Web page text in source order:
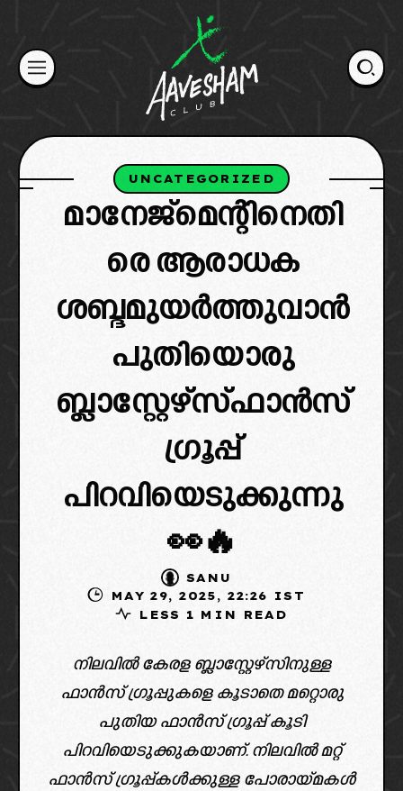
content
UNCATEGORIZED
മാനേജ്മെന്റിനെതി
രെ ആരാധക
ശബ്ദമുയർത്തുവാൻ
പുതിയൊരു
ബ്ലാസ്റ്റേഴ്‌സ്ഫാൻസ്‌
ഗ്രൂപ്പ്
പിറവിയെടുക്കുന്നു
👀🔥
SANU
MAY 29, 2025, 22:26 IST
LESS 1 MIN READ
നിലവിൽ കേരള ബ്ലാസ്റ്റേഴ്സിനുള്ള
ഫാൻസ് ഗ്രൂപ്പുകളെ കൂടാതെ മറ്റൊരു
പുതിയ ഫാൻസ് ഗ്രൂപ്പ് കൂടി
പിറവിയെടുക്കുകയാണ്. നിലവിൽ മറ്റ്
ഫാൻസ് ഗ്രൂപ്പ്കൾക്കുള്ള പോരായ്മകൾ